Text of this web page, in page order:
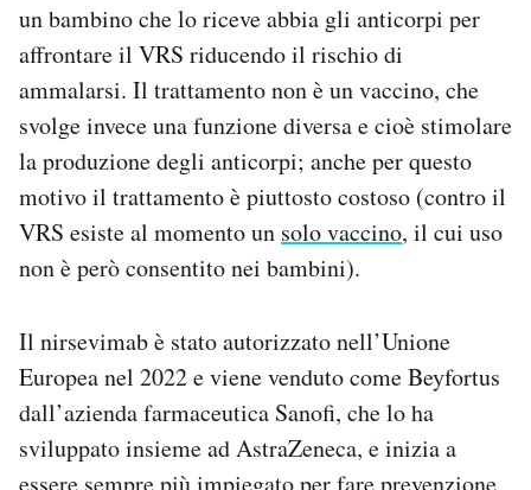
un bambino che lo riceve abbia gli anticorpi per
affrontare il VRS riducendo il rischio di
ammalarsi. Il trattamento non è un vaccino, che
svolge invece una funzione diversa e cioè stimolare
la produzione degli anticorpi; anche per questo
motivo il trattamento è piuttosto costoso (contro il
VRS esiste al momento un solo vaccino, il cui uso
non è però consentito nei bambini).
Il nirsevimab è stato autorizzato nell’Unione
Europea nel 2022 e viene venduto come Beyfortus
dall’azienda farmaceutica Sanofi, che lo ha
sviluppato insieme ad AstraZeneca, e inizia a
essere sempre più impiegato per fare prevenzione